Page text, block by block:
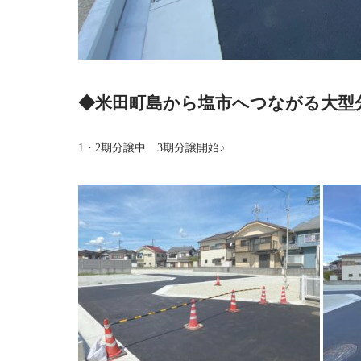
◆米田町島から塩市へつながる大
1・2期分譲中 3期分譲開始♪